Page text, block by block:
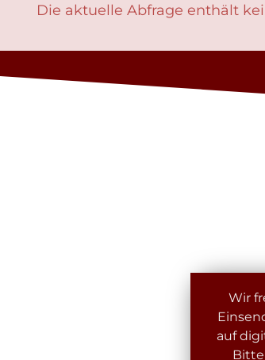
Die aktuelle Abfrage enthält
Wir
auf